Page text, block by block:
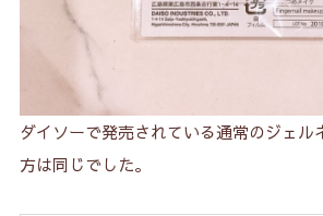
ダイソーで発売されている通常のジェル
方は同じでした。